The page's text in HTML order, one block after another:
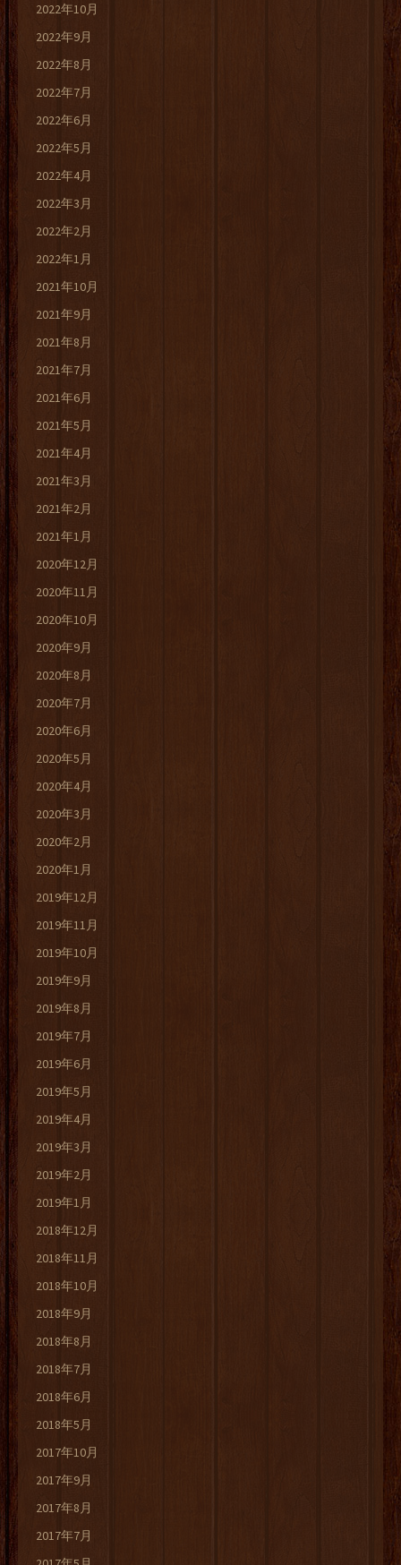
2022年10月
2022年9月
2022年8月
2022年7月
2022年6月
2022年5月
2022年4月
2022年3月
2022年2月
2022年1月
2021年10月
2021年9月
2021年8月
2021年7月
2021年6月
2021年5月
2021年4月
2021年3月
2021年2月
2021年1月
2020年12月
2020年11月
2020年10月
2020年9月
2020年8月
2020年7月
2020年6月
2020年5月
2020年4月
2020年3月
2020年2月
2020年1月
2019年12月
2019年11月
2019年10月
2019年9月
2019年8月
2019年7月
2019年6月
2019年5月
2019年4月
2019年3月
2019年2月
2019年1月
2018年12月
2018年11月
2018年10月
2018年9月
2018年8月
2018年7月
2018年6月
2018年5月
2017年10月
2017年9月
2017年8月
2017年7月